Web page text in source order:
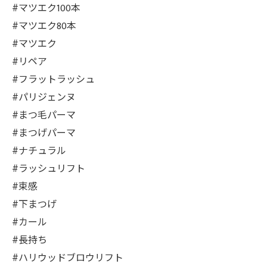
#マツエク100本
#マツエク80本
#マツエク
#リペア
#フラットラッシュ
#パリジェンヌ
#まつ毛パーマ
#まつげパーマ
#ナチュラル
#ラッシュリフト
#束感
#下まつげ
#カール
#長持ち
#ハリウッドブロウリフト